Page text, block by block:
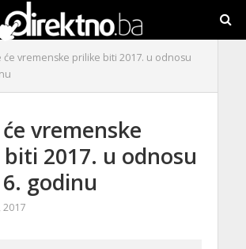
će vremenske prilike biti 2017. u odnosu
vremenske
2017. u odnosu
godinu
2017